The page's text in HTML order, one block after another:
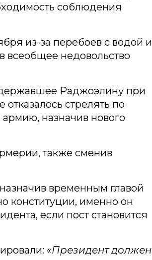
соблюдения
из-за перебоев с водой и
всеобщее недовольство
Раджоэлину при
стрелять по
назначив нового
также сменив
временным главой
конституции, именно он
если пост становится
«Президент должен